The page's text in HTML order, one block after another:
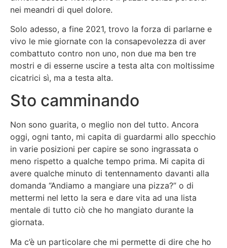
nei meandri di quel dolore.
Solo adesso, a fine 2021, trovo la forza di parlarne e
vivo le mie giornate con la consapevolezza di aver
combattuto contro non uno, non due ma ben tre
mostri e di esserne uscire a testa alta con moltissime
cicatrici sì, ma a testa alta.
Sto camminando
Non sono guarita, o meglio non del tutto. Ancora
oggi, ogni tanto, mi capita di guardarmi allo specchio
in varie posizioni per capire se sono ingrassata o
meno rispetto a qualche tempo prima. Mi capita di
avere qualche minuto di tentennamento davanti alla
domanda “Andiamo a mangiare una pizza?” o di
mettermi nel letto la sera e dare vita ad una lista
mentale di tutto ciò che ho mangiato durante la
giornata.
Ma c’è un particolare che mi permette di dire che ho